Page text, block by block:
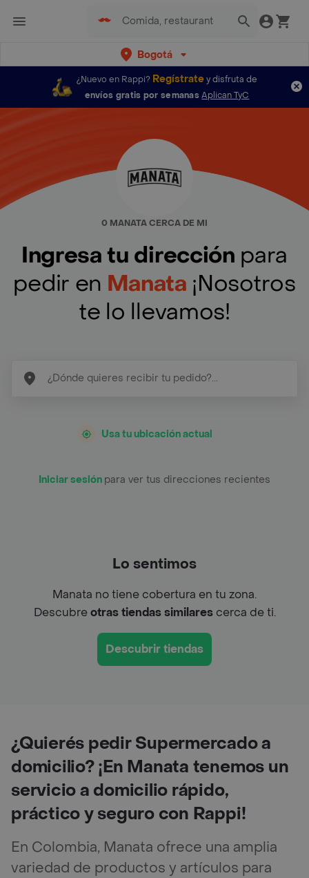
Bogotá
¿Nuevo en Rappi? Regístratey disfruta de
envíos gratis por semanas Aplican TyC
0 MANATA CERCA DE MI
Ingresa tu dirección para
pedir en Manata ¡Nosotros
te lo llevamos!
Usa tu ubicación actual
Iniciar sesión para ver tus direcciones recientes
Lo sentimos
Manata no tiene cobertura en tu zona.
Descubreotras tiendas similarescerca de ti.
Descubrir tiendas
¿Quierés pedir Supermercado a
domicilio? ¡En Manata tenemos un
servicio a domicilio rápido,
práctico y seguro con Rappi!
En Colombia, Manata ofrece una amplia
variedad de productos y artículos para